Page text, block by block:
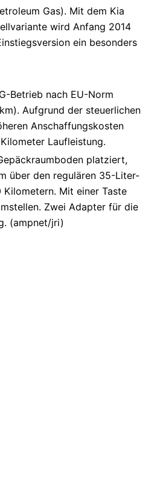
Gas). Mit dem Kia
wird Anfang 2014
ein besonders
Betrieb nach EU-Norm
Aufgrund der steuerlichen
Anschaffungskosten
Laufleistung.
platziert,
über den regulären 35-Liter-
Mit einer Taste
Zwei Adapter für die
(ampnet/jri)